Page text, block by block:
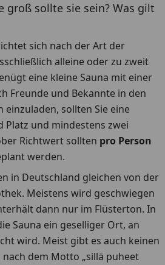
groß sollte sie sein? Was gilt
sich nach der Art der
alleine oder zu zweit
eine kleine Sauna mit einer
Freunde und Bekannte in den
einzuladen, sollten Sie eine
Platz und mindestens zwei
Richtwert sollten pro Person
werden.
in Deutschland gleichen von der
Meistens wird geschwiegen
dann nur im Flüsterton. In
Sauna ein geselliger Ort, an
wird. Meist gibt es auch keinen
dem Motto „sillä puheet